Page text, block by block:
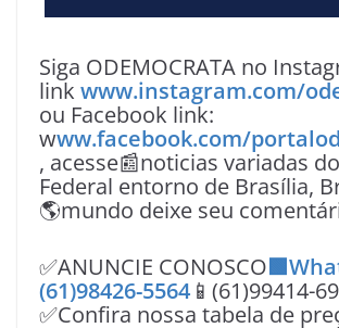
Siga ODEMOCRATA no
link www.instagram.com/
ou Facebook link:
www.facebook.com/
, acesse📰noticias variadas
Federal entorno de Brasília,
🌎mundo deixe seu
✅ANUNCIE CONOSCO
(61)98426-5564 📱(61)99414-
✅Confira nossa tabela de